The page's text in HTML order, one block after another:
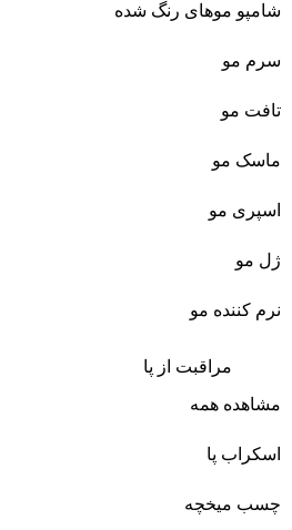
شامپو موهای رنگ شده
سرم مو
تافت مو
ماسک مو
اسپری مو
ژل مو
نرم کننده مو
مراقبت از پا
مشاهده همه
اسکراب پا
چسب میخچه